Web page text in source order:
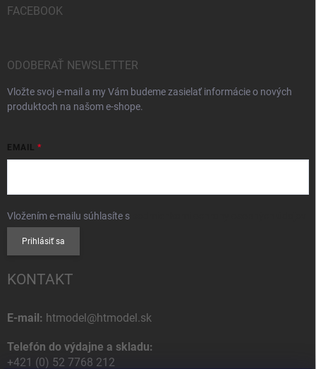
FACEBOOK
ODOBERAŤ NEWSLETTER
Vložte svoj e-mail a my Vám budeme zasielať informácie o nových
produktoch na našom e-shope.
EMAIL
Vložením e-mailu súhlasíte s
Prihlásiť sa
KONTAKT
E-mail: htmodel@htmodel.sk
Telefón do výdajne a skladu:
+421 (0) 52 7768 212